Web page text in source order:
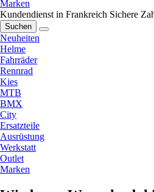
Marken
Kundendienst in Frankreich Sichere
Suchen
Neuheiten
Helme
Fahrräder
Rennrad
Kies
MTB
BMX
City
Ersatzteile
Ausrüstung
Werkstatt
Outlet
Marken